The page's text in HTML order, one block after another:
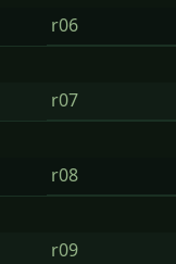
r06
r07
r08
r09